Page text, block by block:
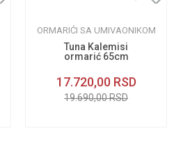
ORMARIĆI SA UMIVAONIKOM
Tuna Kalemisi
ormarić 65cm
17.720,00 RSD
19.690,00RSD